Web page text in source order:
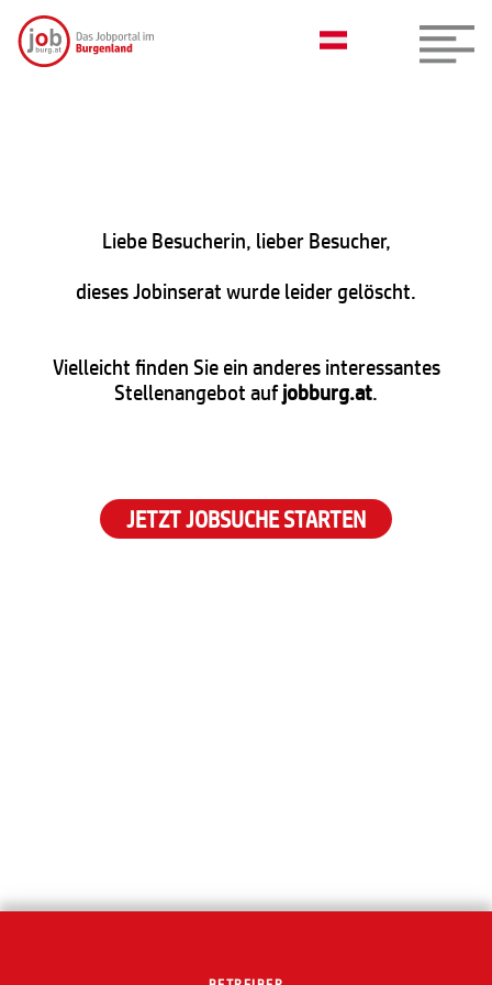
Liebe Besucherin, lieber Besucher,
dieses Jobinserat wurde leider gelöscht.
Vielleicht finden Sie ein anderes interessantes
Stellenangebot aufjobburg.at.
JETZT JOBSUCHE STARTEN